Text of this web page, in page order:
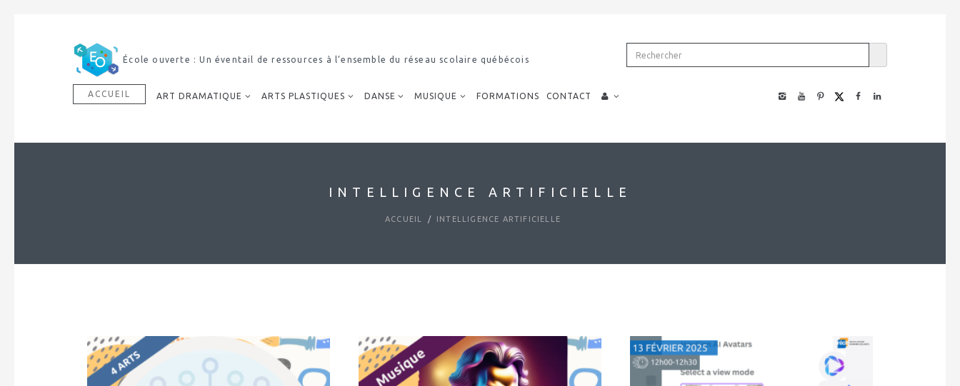
Découvrir notre dictionnaire multimodal
ACCUEIL ART DRAMATIQUE ARTS PLASTIQUES DANSE MUSIQUE FORMATIONS CONTACT
INTELLIGENCE ARTIFICIELLE
ACCUEIL INTELLIGENCE ARTIFICIELLE